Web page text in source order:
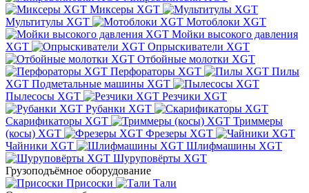
Миксеры XGT
Мультитулы XGT
Мотоблоки XGT
Мойки высокого давления
XGT
Опрыскиватели XGT
Отбойные молотки XGT
Перфораторы XGT
Пилы
XGT Подметальные машины XGT
Пылесосы XGT
Резчики XGT
Рубанки XGT
Скарификаторы XGT
Триммеры
(косы) XGT
Фрезеры XGT
Чайники XGT
Шлифмашины XGT
Шуруповёрты XGT
Грузоподъёмное оборудование
Присоски
Тали